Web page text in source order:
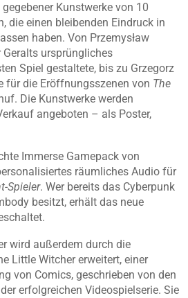
Kunstwerke von 10
die einen bleibenden Eindruck in
haben. Von Przemysław
Geralts ursprüngliches
Spiel gestaltete, bis zu Grzegorz
für die Eröffnungsszenen von The
Die Kunstwerke werden
angeboten – als Poster,
Immerse Gamepack von
räumliches Audio für
Spieler. Wer bereits das Cyberpunk
besitzt, erhält das neue
wird außerdem durch die
Little Witcher erweitert, einer
von Comics, geschrieben von den
erfolgreichen Videospielserie. Sie